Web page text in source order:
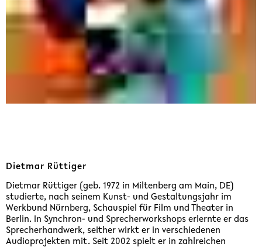
Dietmar Rüttiger
Dietmar Rüttiger (geb. 1972 in Miltenberg am Main, DE)
studierte, nach seinem Kunst- und Gestaltungsjahr im
Werkbund Nürnberg, Schauspiel für Film und Theater in
Berlin. In Synchron- und Sprecherworkshops erlernte er das
Sprecherhandwerk, seither wirkt er in verschiedenen
Audioprojekten mit. Seit 2002 spielt er in zahlreichen